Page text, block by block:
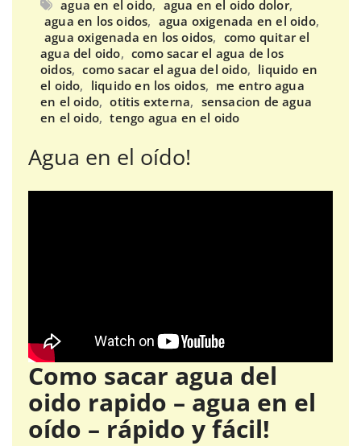
agua en el oido, agua en el oido dolor,
agua en los oidos, agua oxigenada en el oido,
agua oxigenada en los oidos, como quitar el
agua del oido, como sacar el agua de los
oidos, como sacar el agua del oido, liquido en
el oido, liquido en los oidos, me entro agua
en el oido, otitis externa, sensacion de agua
en el oido, tengo agua en el oido
Agua en el oído!
Como sacar agua del
oido rapido – agua en el
oído – rápido y fácil!